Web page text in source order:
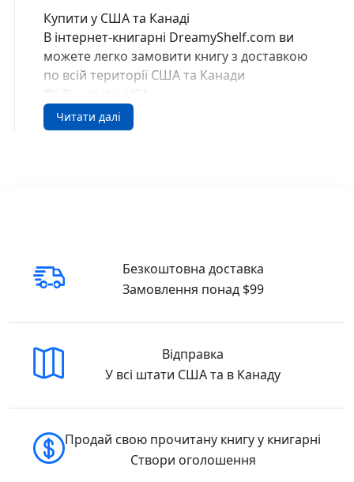
Купити у США та Канаді
В інтернет-книгарні DreamyShelf.com ви
можете легко замовити книгу з доставкою
по всій території США та Канади
🇨🇦 Buy in Canada
Читати далі
Безкоштовна доставка
Замовлення понад $99
Відправка
У всі штати США та в Канаду
Продай свою прочитану книгу у книгарні
Створи оголошення